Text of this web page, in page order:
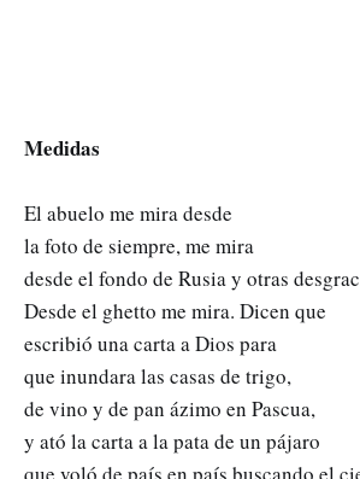
Medidas
El abuelo me mira desde
la foto de siempre, me mira
desde el fondo de Rusia y otras
Desde el ghetto me mira. Dicen que
escribió una carta a Dios para
que inundara las casas de trigo,
de vino y de pan ázimo en Pascua,
y ató la carta a la pata de un pájaro
que voló de país en país buscando el